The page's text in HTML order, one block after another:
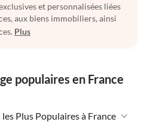
et personnalisées liées
aux biens immobiliers, ainsi
Plus
populaires en France
Plus Populaires à France